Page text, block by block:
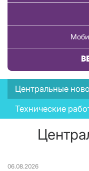
News
menu
Центральные
Технические
06.08.2026